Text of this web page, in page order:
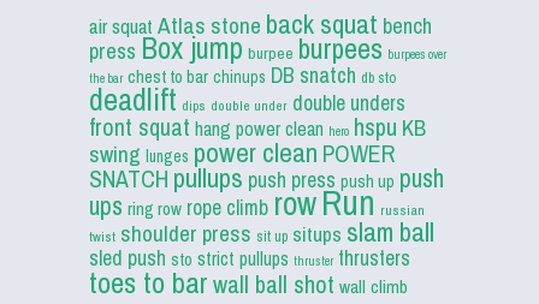
air squat Atlas stone back squat bench
press Box jump burpee burpees burpees over
the bar chest to bar chinups DB snatch db sto
deadlift dips double under double unders
front squat hang power clean hero hspu KB
swing lunges power clean POWER
SNATCH pullups push press push up push
ups ring row rope climb rowRun russian
twist shoulder press sit up situps slam ball
sled push sto strict pullups thruster thrusters
toes to barwall ball shot wall climb